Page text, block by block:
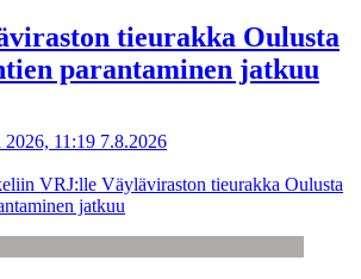
tieurakka Oulusta
parantaminen jatkuu
11:19 7.8.2026
VRJ:lle Väyläviraston tieurakka Oulusta
jatkuu